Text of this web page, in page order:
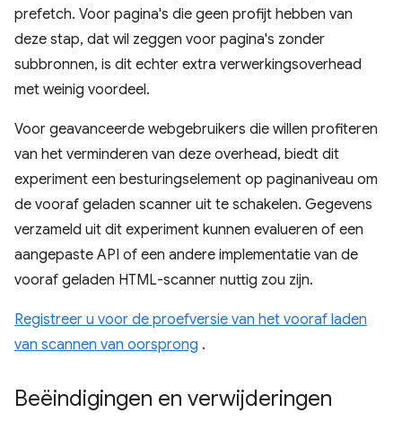
prefetch. Voor pagina's die geen profijt hebben van
deze stap, dat wil zeggen voor pagina's zonder
subbronnen, is dit echter extra verwerkingsoverhead
met weinig voordeel.
Voor geavanceerde webgebruikers die willen profiteren
van het verminderen van deze overhead, biedt dit
experiment een besturingselement op paginaniveau om
de vooraf geladen scanner uit te schakelen. Gegevens
verzameld uit dit experiment kunnen evalueren of een
aangepaste API of een andere implementatie van de
vooraf geladen HTML-scanner nuttig zou zijn.
Registreer u voor de proefversie van het vooraf laden
van scannen van oorsprong .
Beëindigingen en verwijderingen